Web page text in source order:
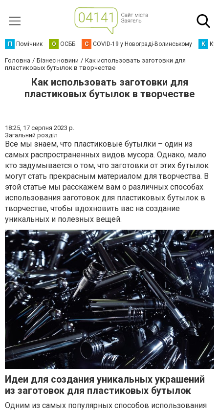
П Помічник О ОСББ C COVID-19 у Новограді-Волинському К
Головна Бізнес новини
Как использовать заготовки для
пластиковых бутылок в творчестве
Как использовать заготовки для
пластиковых бутылок в творчестве
18:25, 17 серпня 2023 р.
Загальний розділ
Все мы знаем, что пластиковые бутылки – один из
самых распространенных видов мусора. Однако, мало
кто задумывается о том, что заготовки от этих бутылок
могут стать прекрасным материалом для творчества. В
этой статье мы расскажем вам о различных способах
использования заготовок для пластиковых бутылок в
творчестве, чтобы вдохновить вас на создание
уникальных и полезных вещей.
Идеи для создания уникальных украшений
из заготовок для пластиковых бутылок
Одним из самых популярных способов использования